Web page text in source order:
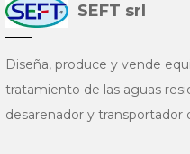
SEFT srl
Diseña, produce y vende
tratamiento de las aguas
desarenador y transportador